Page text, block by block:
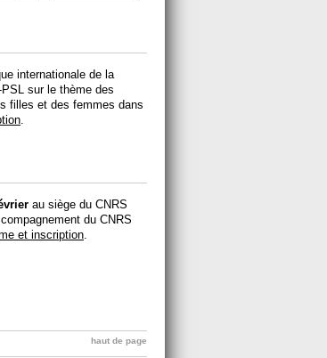
internationale de la
sur le thème des
filles et des femmes dans
.
au siège du CNRS
du CNRS
et inscription.
haut de page